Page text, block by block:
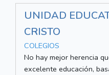
UNIDAD
CRISTO
COLEGIOS
No hay mejor herencia
excelente educación,